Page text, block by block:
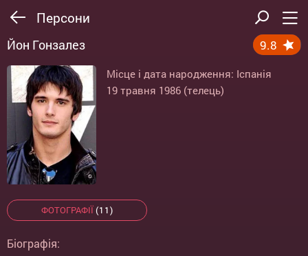
Персони
Йон Гонзалез 9.8
Місце і дата народження: Іспанія
19 травня 1986 (телець)
ФОТОГРАФІЇ(11)
Біографія: